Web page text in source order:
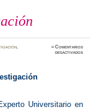
,
≈Comentarios
desactivadosen
Universitario en